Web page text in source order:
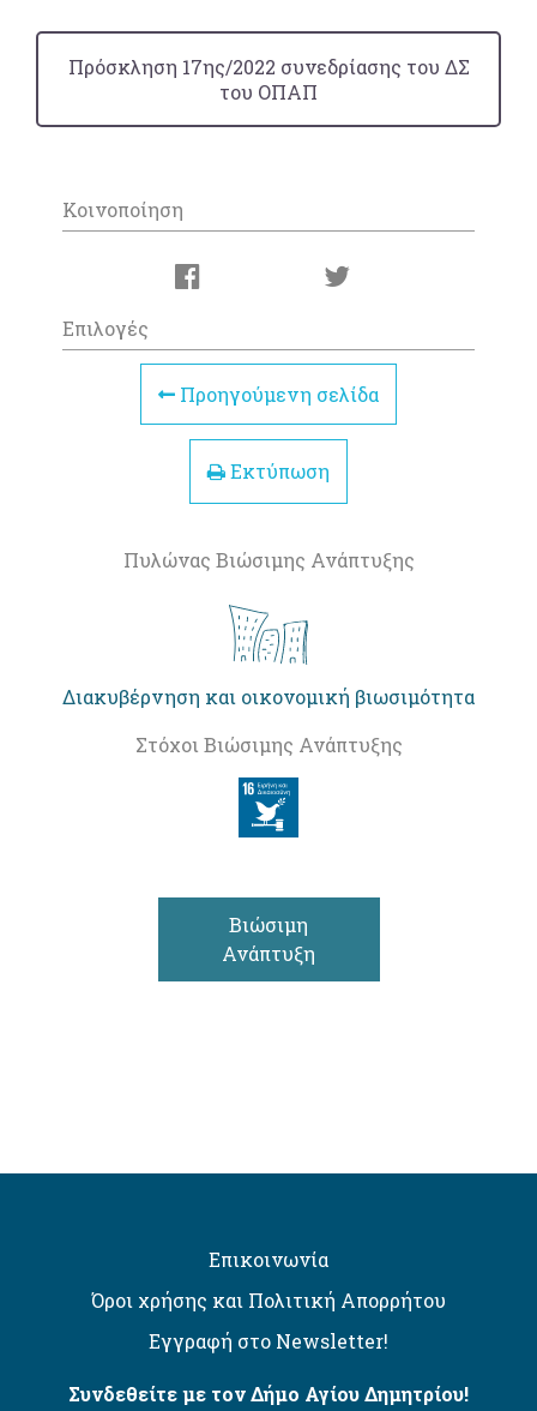
Πρόσκληση 17ης/2022 συνεδρίασης του ΔΣ
του ΟΠΑΠ
Κοινοποίηση
Επιλογές
Προηγούμενη σελίδα
Εκτύπωση
Πυλώνας Βιώσιμης Ανάπτυξης
Διακυβέρνηση και οικονομική βιωσιμότητα
Στόχοι Βιώσιμης Ανάπτυξης
Βιώσιμη
Ανάπτυξη
Επικοινωνία
Όροι χρήσης και Πολιτική Απορρήτου
Εγγραφή στο Newsletter!
Συνδεθείτε με τον Δήμο Αγίου Δημητρίου!